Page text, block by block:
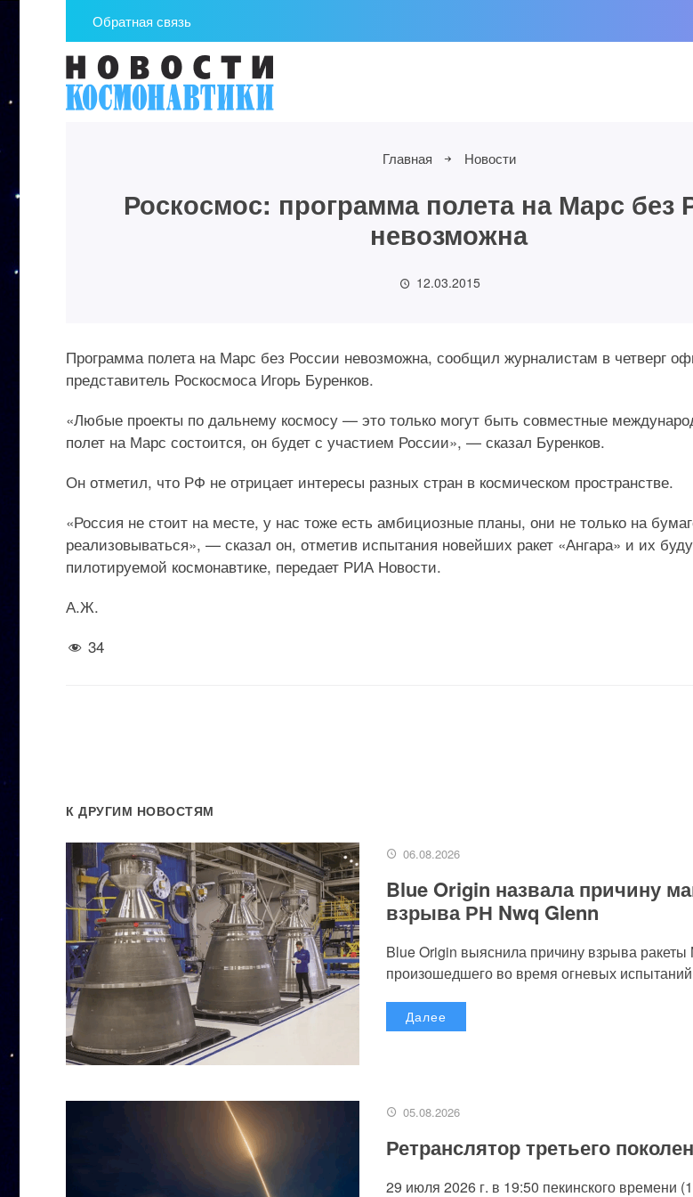
Обратная связь
Главная Новости
Роскосмос: программа полета на Марс без
невозможна
12.03.2015
Программа полета на Марс без России невозможна, сообщил журналистам в четверг
представитель Роскосмоса Игорь Буренков.
«Любые проекты по дальнему космосу — это только могут быть совместные
полет на Марс состоится, он будет с участием России», — сказал Буренков.
Он отметил, что РФ не отрицает интересы разных стран в космическом пространстве.
«Россия не стоит на месте, у нас тоже есть амбициозные планы, они не только на
реализовываться», — сказал он, отметив испытания новейших ракет «Ангара» и их
пилотируемой космонавтике, передает РИА Новости.
А.Ж.
34
К ДРУГИМ НОВОСТЯМ
06.08.2026
Blue Origin назвала причину
взрыва РН Nwq Glenn
Blue Origin выяснила причину взрыва ракеты
произошедшего во время огневых
Далее
05.08.2026
Ретранслятор третьего
29 июля 2026 г. в 19:50 пекинского времени